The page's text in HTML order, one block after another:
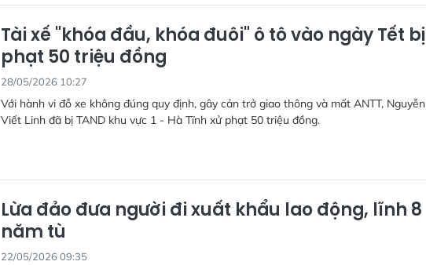
Tài xế "khóa đầu, khóa đuôi" ô tô vào ngày Tết bị
phạt 50 triệu đồng
28/05/2026 10:27
Với hành vi đỗ xe không đúng quy định, gây cản trở giao thông và mất ANTT, Nguyễn
Viết Linh đã bị TAND khu vực 1 - Hà Tĩnh xử phạt 50 triệu đồng.
Lừa đảo đưa người đi xuất khẩu lao động, lĩnh 8
năm tù
22/05/2026 09:35